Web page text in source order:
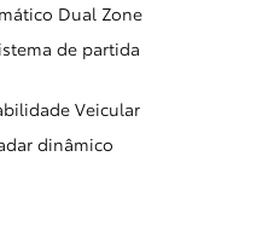
Dual Zone
de partida
Veicular
dinâmico